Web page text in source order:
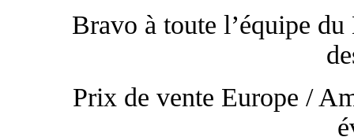
Bravo à toute l’équipe
Prix de vente Europe /